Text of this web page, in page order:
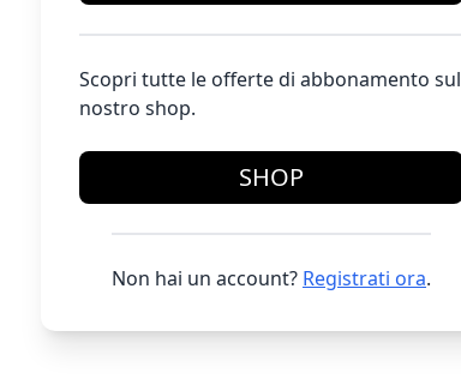
Scopri tutte le offerte di abbonamento sul
nostro shop.
SHOP
Non hai un account? Registrati ora.